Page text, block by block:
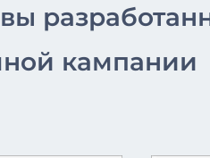
кампании